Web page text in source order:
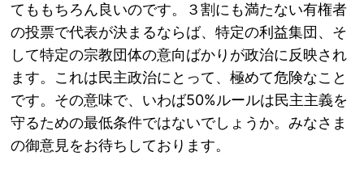
てももちろん良いのです。３割にも満たない有権者
の投票で代表が決まるならば、特定の利益集団、そ
して特定の宗教団体の意向ばかりが政治に反映され
ます。これは民主政治にとって、極めて危険なこと
です。その意味で、いわば50%ルールは民主主義を
守るための最低条件ではないでしょうか。みなさま
の御意見をお待ちしております。